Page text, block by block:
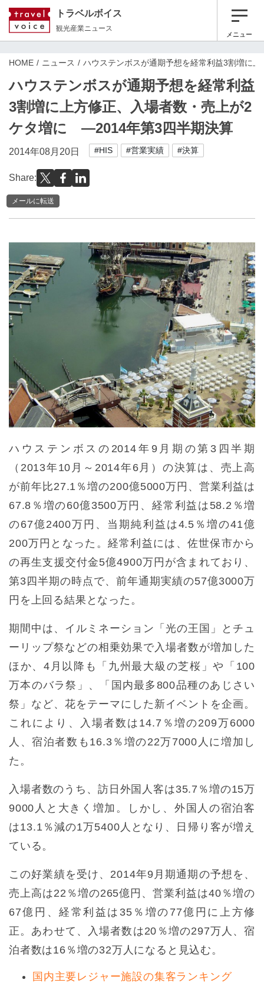
トラベルボイス
観光産業ニュース
メニュー
HOME ニュース ハウステンボスが通期予想を経常利益3割増に
ハウステンボスが通期予想を経常利益
3割増に上方修正、入場者数・売上が2
ケタ増に ―2014年第3四半期決算
2014年08月20日 #HIS #営業実績 #決算
Share:
メールに転送
ハウステンボスの2014年9月期の第3四半期
（2013年10月～2014年6月）の決算は、売上高
が前年比27.1％増の200億5000万円、営業利益は
67.8％増の60億3500万円、経常利益は58.2％増
の67億2400万円、当期純利益は4.5％増の41億
200万円となった。経常利益には、佐世保市から
の再生支援交付金5億4900万円が含まれており、
第3四半期の時点で、前年通期実績の57億3000万
円を上回る結果となった。
期間中は、イルミネーション「光の王国」とチュ
ーリップ祭などの相乗効果で入場者数が増加した
ほか、4月以降も「九州最大級の芝桜」や「100
万本のバラ祭」、「国内最多800品種のあじさい
祭」など、花をテーマにした新イベントを企画。
これにより、入場者数は14.7％増の209万6000
人、宿泊者数も16.3％増の22万7000人に増加し
た。
入場者数のうち、訪日外国人客は35.7％増の15万
9000人と大きく増加。しかし、外国人の宿泊客
は13.1％減の1万5400人となり、日帰り客が増え
ている。
この好業績を受け、2014年9月期通期の予想を、
売上高は22％増の265億円、営業利益は40％増の
67億円、経常利益は35％増の77億円に上方修
正。あわせて、入場者数は20％増の297万人、宿
泊者数は16％増の32万人になると見込む。
国内主要レジャー施設の集客ランキング